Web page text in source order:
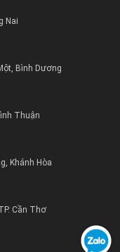
Nai
Bình Dương
Thuận
Khánh Hòa
Cần Thơ